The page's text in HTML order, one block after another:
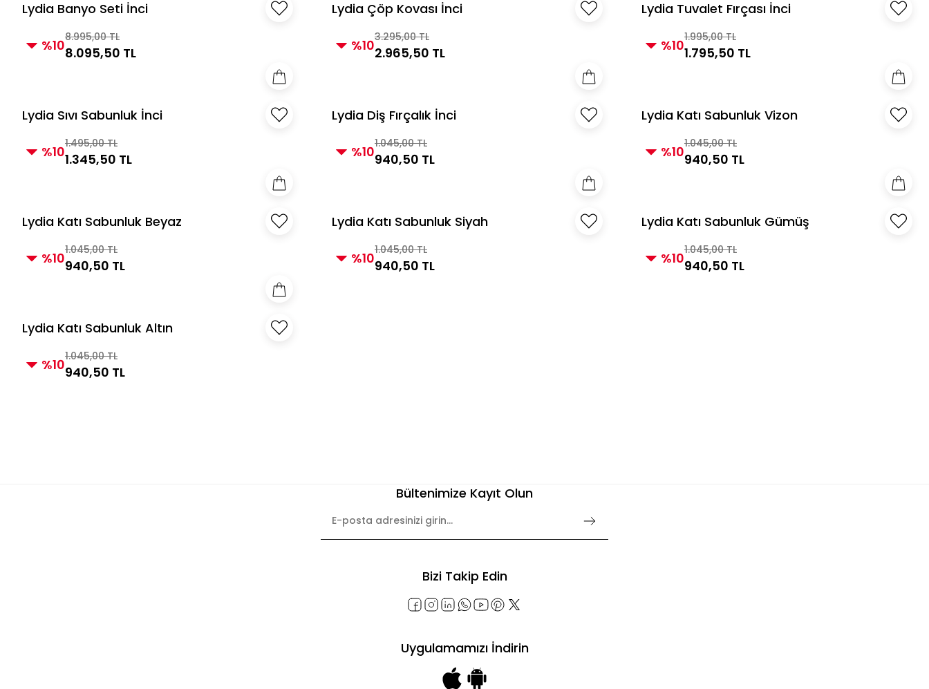
Lydia Banyo Seti İnci
%108.995,00 TL
8.095,50 TL
Lydia Çöp Kovası İnci
%103.295,00 TL
2.965,50 TL
Lydia Tuvalet Fırçası İnci
%101.995,00 TL
1.795,50 TL
Lydia Sıvı Sabunluk İnci
%101.495,00 TL
1.345,50 TL
Lydia Diş Fırçalık İnci
%101.045,00 TL
940,50 TL
Lydia Katı Sabunluk Vizon
%101.045,00 TL
940,50 TL
Lydia Katı Sabunluk Beyaz
%101.045,00 TL
940,50 TL
Lydia Katı Sabunluk Siyah
%101.045,00 TL
940,50 TL
Lydia Katı Sabunluk Gümüş
%101.045,00 TL
940,50 TL
Lydia Katı Sabunluk Altın
%101.045,00 TL
940,50 TL
Bültenimize Kayıt Olun
Bizi Takip Edin
Uygulamamızı İndirin